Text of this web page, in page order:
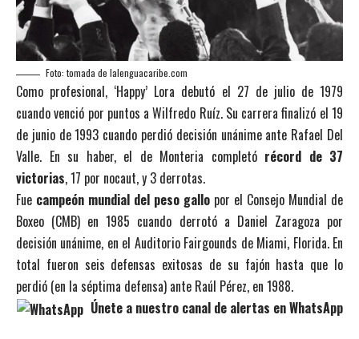
Foto: tomada de lalenguacaribe.com
Como profesional, ‘Happy’ Lora debutó el 27 de julio de 1979
cuando venció por puntos a Wilfredo Ruíz. Su carrera finalizó el 19
de junio de 1993 cuando perdió decisión unánime ante Rafael Del
Valle. En su haber, el de Monteria completó récord de 37
victorias, 17 por nocaut, y 3 derrotas.
Fue campeón mundial del peso gallo por el Consejo Mundial de
Boxeo (CMB) en 1985 cuando derrotó a Daniel Zaragoza por
decisión unánime, en el Auditorio Fairgounds de Miami, Florida. En
total fueron seis defensas exitosas de su fajón hasta que lo
perdió (en la séptima defensa) ante Raúl Pérez, en 1988.
Únete a nuestro canal de alertas en WhatsApp